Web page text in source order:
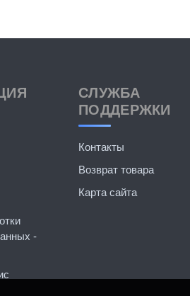
-
СЛУЖБА
ПОДДЕРЖКИ
Контакты
Возврат товара
Карта сайта